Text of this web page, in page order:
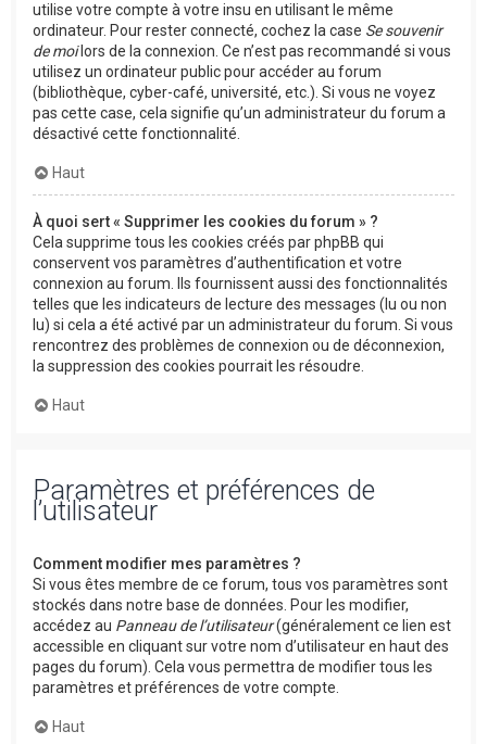
utilise votre compte à votre insu en utilisant le même
ordinateur. Pour rester connecté, cochez la case Se souvenir
de moilors de la connexion. Ce n’est pas recommandé si vous
utilisez un ordinateur public pour accéder au forum
(bibliothèque, cyber-café, université, etc.). Si vous ne voyez
pas cette case, cela signifie qu’un administrateur du forum a
désactivé cette fonctionnalité.
Haut
À quoi sert « Supprimer les cookies du forum » ?
Cela supprime tous les cookies créés par phpBB qui
conservent vos paramètres d’authentification et votre
connexion au forum. Ils fournissent aussi des fonctionnalités
telles que les indicateurs de lecture des messages (lu ou non
lu) si cela a été activé par un administrateur du forum. Si vous
rencontrez des problèmes de connexion ou de déconnexion,
la suppression des cookies pourrait les résoudre.
Haut
Paramètres et préférences de
l’utilisateur
Comment modifier mes paramètres ?
Si vous êtes membre de ce forum, tous vos paramètres sont
stockés dans notre base de données. Pour les modifier,
accédez au Panneau de l’utilisateur(généralement ce lien est
accessible en cliquant sur votre nom d’utilisateur en haut des
pages du forum). Cela vous permettra de modifier tous les
paramètres et préférences de votre compte.
Haut